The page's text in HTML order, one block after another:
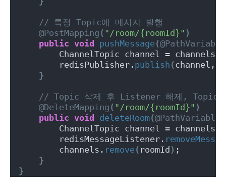
// 특정 Topic에 메시지 발행
@PostMapping ( "/room/{roomId}" )
public void pushMessage(@PathVariable
        ChannelTopic channel = channels.
        redisPublisher.
publish (channel,
}
// Topic 삭제 후 Listener 해제, Topic
@DeleteMapping ( "/room/{roomId}" )
public void deleteRoom(@PathVariable
        ChannelTopic channel = channels.
        redisMessageListener.
        channels.
remove( roomId ) ;
}
}